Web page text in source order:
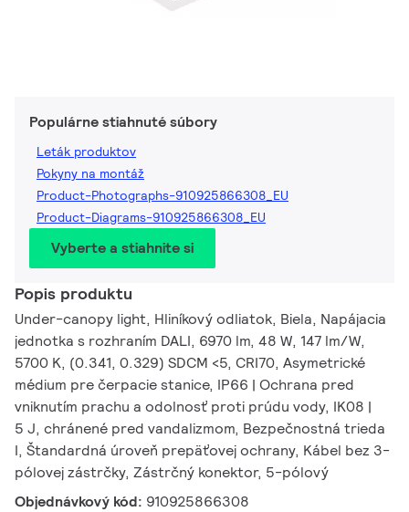
Populárne stiahnuté súbory
Leták produktov
Pokyny na montáž
Product-Photographs-910925866308_EU
Product-Diagrams-910925866308_EU
Vyberte a stiahnite si
Popis produktu
Under-canopy light, Hliníkový odliatok, Biela, Napájacia
jednotka s rozhraním DALI, 6970 lm, 48 W, 147 lm/W,
5700 K, (0.341, 0.329) SDCM <5, CRI70, Asymetrické
médium pre čerpacie stanice, IP66 | Ochrana pred
vniknutím prachu a odolnosť proti prúdu vody, IK08 |
5 J, chránené pred vandalizmom, Bezpečnostná trieda
I, Štandardná úroveň prepäťovej ochrany, Kábel bez 3-
pólovej zástrčky, Zástrčný konektor, 5-pólový
Objednávkový kód: 910925866308